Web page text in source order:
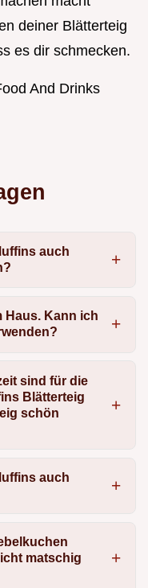
deiner Blätterteig
es dir schmecken.
And Drinks
auch
Haus. Kann ich
sind für die
Blätterteig
schön
auch
matschig